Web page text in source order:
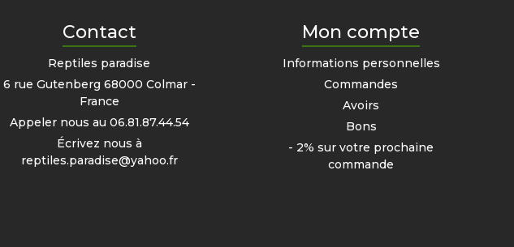
Contact
Reptiles paradise
6 rue Gutenberg 68000 Colmar -
France
Appeler nous au 06.81.87.44.54
Écrivez nous à
reptiles.paradise@yahoo.fr
Mon compte
Informations personnelles
Commandes
Avoirs
Bons
- 2% sur votre prochaine
commande